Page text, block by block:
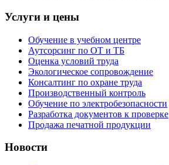
Услуги и цены
Обучение в учебном центре
Аутсорсинг по ОТ и ТБ
Оценка условий труда
Экологическое сопровождение
Консалтинг по охране труда
Производственный контроль
Обучение по электробезопасности
Разработка документов к проверке
Продажа печатной продукции
Новости